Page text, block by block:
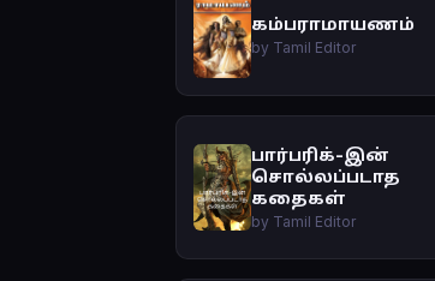
கம்பராமாயணம்
by Tamil Editor
பார்பரிக்-இன்
சொல்லப்படாத
கதைகள்
by Tamil Editor